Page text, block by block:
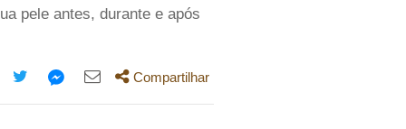
pele antes, durante e após
Compartilhe
Compartilhe
Compartilhe
Compartilhar